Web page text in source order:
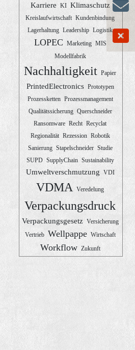
Karriere KI Klimaschutz
Kreislaufwirtschaft Kundenbindung
Lagerhaltung Leadership Logistik
LOPEC Marketing MIS
Modellfabrik
Nachhaltigkeit Papier
PrintedElectronics Prototypen
Prozessketten Prozessmanagement
Qualitätssicherung Querschneider
Ransomware Recht Recyclat
Regionalität Rezession Robotik
Sanierung Stapelschneider Studie
SUPD SupplyChain Sustainability
Umweltverschmutzung VDI
VDMA Veredelung
Verpackungsdruck
Verpackungsgesetz Versicherung
Vertrieb Wellpappe Wirtschaft
Workflow Zukunft